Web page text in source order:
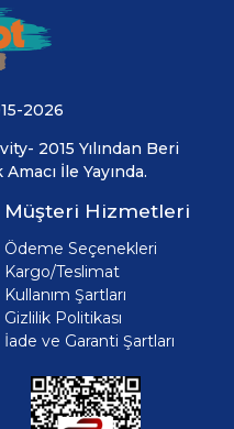
2026
2015 Yılından Beri
Amacı İle Yayında.
Müşteri Hizmetleri
Ödeme Seçenekleri
Kargo/Teslimat
Kullanım Şartları
Gizlilik Politikası
İade ve Garanti Şartları